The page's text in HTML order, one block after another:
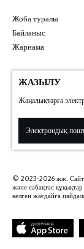
Жоба туралы
Байланыс
Жарнама
ЖАЗЫЛУ
Жаңалықтарға
© 2023-2026 жж.
және сабақтас
келген жағдайға